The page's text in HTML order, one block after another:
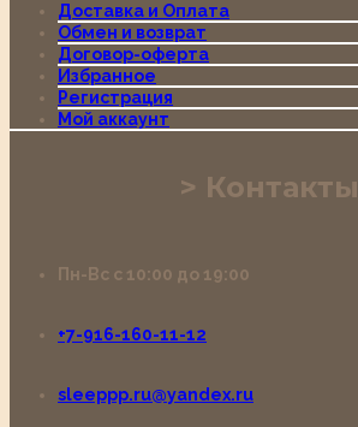
Доставка и Оплата
Обмен и возврат
Договор-оферта
Избранное
Регистрация
Мой аккаунт
Контакты
Пн-Вс с 10:00 до 19:00
+7-916-160-11-12
sleeppp.ru@yandex.ru